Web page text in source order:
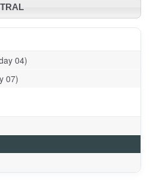
04)
07)